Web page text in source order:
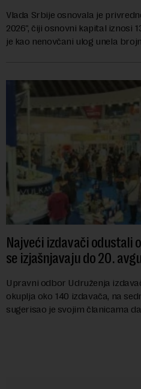
Vlada Srbije osnovala je
2026", čiji osnovni kapital iznosi
je kao nenovčani ulog unela
Najveći izdavači odustali
se izjašnjavaju do 20.
Upravni odbor Udruženja
okuplja oko 140 izdavača, na
sugerisao je svojim članicama